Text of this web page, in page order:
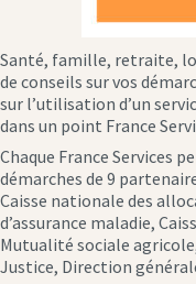
Santé, famille, retraite,
de conseils sur vos
sur l’utilisation d’un
dans un point France
Chaque France Services
démarches de 9
Caisse nationale des
d’assurance maladie,
Mutualité sociale
Justice, Direction